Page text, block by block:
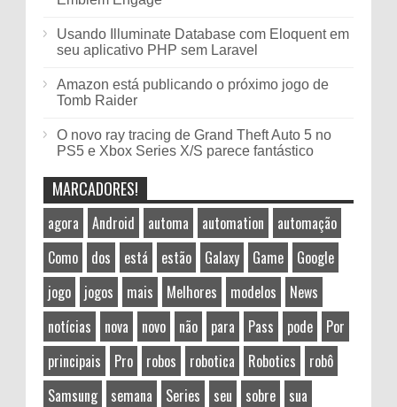
Usando Illuminate Database com Eloquent em
seu aplicativo PHP sem Laravel
Amazon está publicando o próximo jogo de
Tomb Raider
O novo ray tracing de Grand Theft Auto 5 no
PS5 e Xbox Series X/S parece fantástico
MARCADORES!
agora Android automa automation
automação
Como
dos está estão Galaxy Game
Google
jogo
jogos mais Melhores modelos
News
notícias
nova novo não para Pass pode
Por
principais
Pro robos robotica Robotics
robô
Samsung
semana Series seu sobre
sua